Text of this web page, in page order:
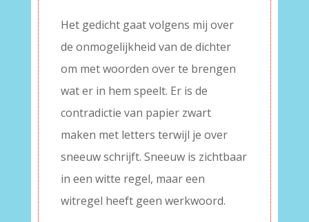
Het gedicht gaat volgens mij over
de onmogelijkheid van de dichter
om met woorden over te brengen
wat er in hem speelt. Er is de
contradictie van papier zwart
maken met letters terwijl je over
sneeuw schrijft. Sneeuw is zichtbaar
in een witte regel, maar een
witregel heeft geen werkwoord.